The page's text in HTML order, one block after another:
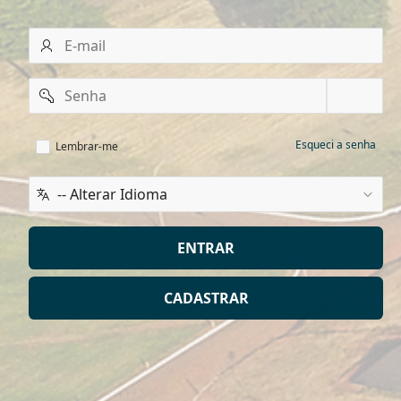
mail
Senha
Remember
username
Lembrar-me Esqueci a senha
Idioma
/
Language
ENTRAR
CADASTRAR